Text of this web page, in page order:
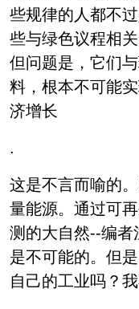
些规律的人都不
些与绿色议程相
但问题是，它们
料，根本不可能
济增长
.
这是不言而喻的
量能源。通过可
测的大自然--编者
是不可能的。但
自己的工业吗？我